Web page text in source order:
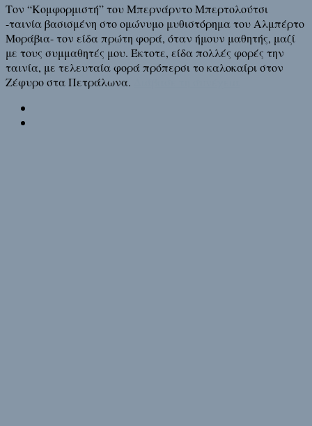
Τον “Κομφορμιστή” του Μπερνάρντο Μπερτολούτσι
-ταινία βασισμένη στο ομώνυμο μυθιστόρημα του Αλμπέρτο
Μοράβια- τον είδα πρώτη φορά, όταν ήμουν μαθητής, μαζί
με τους συμμαθητές μου. Έκτοτε, είδα πολλές φορές την
ταινία, με τελευταία φορά πρόπερσι το καλοκαίρι στον
Ζέφυρο στα Πετράλωνα.